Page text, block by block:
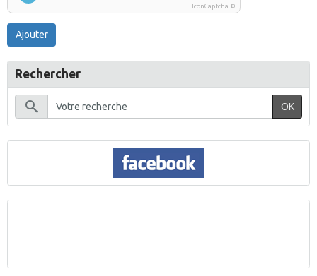
IconCaptcha ©
Ajouter
Rechercher
OK